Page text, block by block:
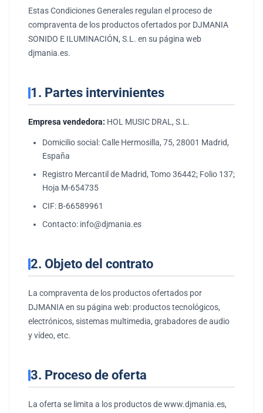
Estas Condiciones Generales regulan el proceso de
compraventa de los productos ofertados por DJMANIA
SONIDO E ILUMINACIÓN, S.L. en su página web
djmania.es.
1. Partes intervinientes
Empresa vendedora: HOL MUSIC DRAL, S.L.
Domicilio social: Calle Hermosilla, 75, 28001 Madrid,
España
Registro Mercantil de Madrid, Tomo 36442; Folio 137;
Hoja M-654735
CIF: B-66589961
Contacto: info@djmania.es
2. Objeto del contrato
La compraventa de los productos ofertados por
DJMANIA en su página web: productos tecnológicos,
electrónicos, sistemas multimedia, grabadores de audio
y vídeo, etc.
3. Proceso de oferta
La oferta se limita a los productos de www.djmania.es,